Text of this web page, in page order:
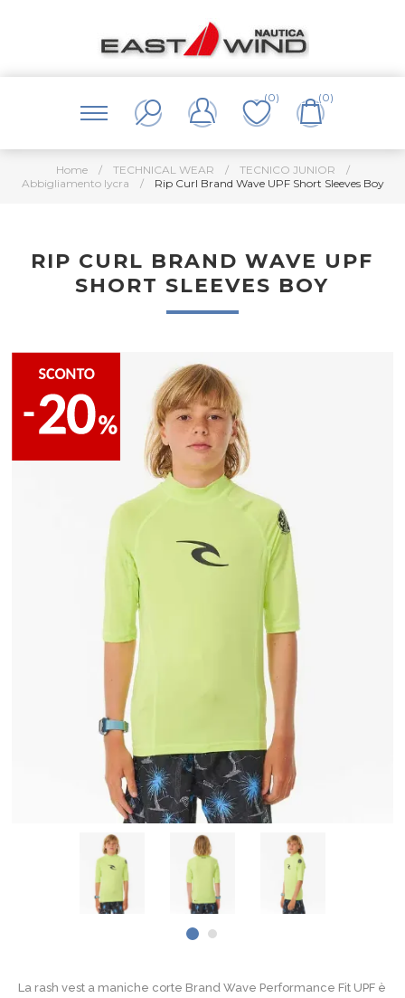
(0) (0)
Home / TECHNICAL WEAR / TECNICO JUNIOR
/
Abbigliamento lycra
/ Rip Curl Brand Wave UPF Short Sleeves Boy
RIP CURL BRAND WAVE UPF
SHORT SLEEVES BOY
La rash vest a maniche corte Brand Wave Performance Fit UPF è